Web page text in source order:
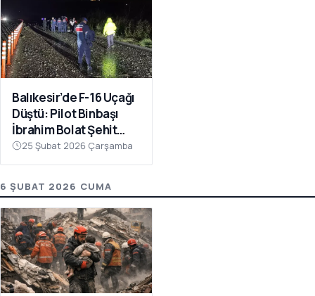
Balıkesir’de F-16 Uçağı
Düştü: Pilot Binbaşı
İbrahim Bolat Şehit
Oldu
25 Şubat 2026 Çarşamba
6 ŞUBAT 2026 CUMA